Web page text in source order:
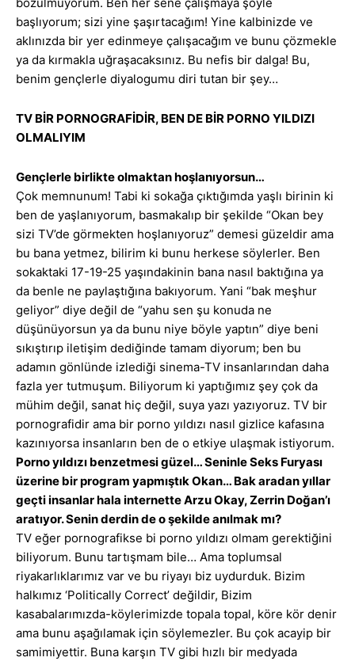
başlıyorum; sizi yine şaşırtacağım! Yine kalbinizde ve
aklınızda bir yer edinmeye çalışacağım ve bunu çözmekle
ya da kırmakla uğraşacaksınız. Bu nefis bir dalga! Bu,
benim gençlerle diyalogumu diri tutan bir şey…
TV BİR PORNOGRAFİDİR, BEN DE BİR PORNO YILDIZI
OLMALIYIM
Gençlerle birlikte olmaktan hoşlanıyorsun…
Çok memnunum! Tabi ki sokağa çıktığımda yaşlı birinin ki
ben de yaşlanıyorum, basmakalıp bir şekilde “Okan bey
sizi TV’de görmekten hoşlanıyoruz” demesi güzeldir ama
bu bana yetmez, bilirim ki bunu herkese söylerler. Ben
sokaktaki 17-19-25 yaşındakinin bana nasıl baktığına ya
da benle ne paylaştığına bakıyorum. Yani “bak meşhur
geliyor” diye değil de “yahu sen şu konuda ne
düşünüyorsun ya da bunu niye böyle yaptın” diye beni
sıkıştırıp iletişim dediğinde tamam diyorum; ben bu
adamın gönlünde izlediği sinema-TV insanlarından daha
fazla yer tutmuşum. Biliyorum ki yaptığımız şey çok da
mühim değil, sanat hiç değil, suya yazı yazıyoruz. TV bir
pornografidir ama bir porno yıldızı nasıl gizlice kafasına
kazınıyorsa insanların ben de o etkiye ulaşmak istiyorum.
Porno yıldızı benzetmesi güzel… Seninle Seks Furyası
üzerine bir program yapmıştık Okan… Bak aradan yıllar
geçti insanlar hala internette Arzu Okay, Zerrin Doğan’ı
aratıyor. Senin derdin de o şekilde anılmak mı?
TV eğer pornografikse bi porno yıldızı olmam gerektiğini
biliyorum. Bunu tartışmam bile… Ama toplumsal
riyakarlıklarımız var ve bu riyayı biz uydurduk. Bizim
halkımız ‘Politically Correct’ değildir, Bizim
kasabalarımızda-köylerimizde topala topal, köre kör denir
ama bunu aşağılamak için söylemezler. Bu çok acayip bir
samimiyettir. Buna karşın TV gibi hızlı bir medyada